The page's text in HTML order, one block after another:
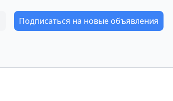
Подписаться на новые объявления